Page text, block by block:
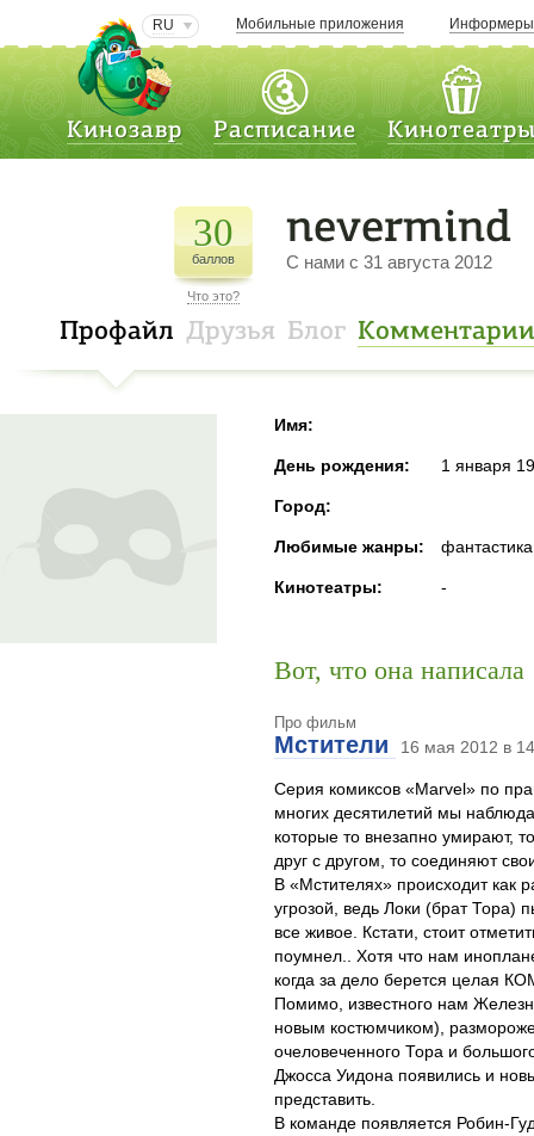
RU Мобильные приложения Информеры
Кинозавр Расписание
30
баллов
Что это?
nevermind
C нами с 31 августа 2012
Профайл Друзья Блог
Имя:
День рождения: 1 января
Город:
Любимые жанры:
Кинотеатры: -
Вот, что она написала
Про фильм
Мстители 16 мая 2012 в
Серия комиксов «Marvel» по
многих десятилетий мы
которые то внезапно умирают,
друг с другом, то соединяют
В «Мстителях» происходит как
угрозой, ведь Локи (брат Тора)
все живое. Кстати, стоит
поумнел.. Хотя что нам
когда за дело берется целая
Помимо, известного нам
новым костюмчиком),
очеловеченного Тора и
Джосса Уидона появились и
представить.
В команде появляется Робин-